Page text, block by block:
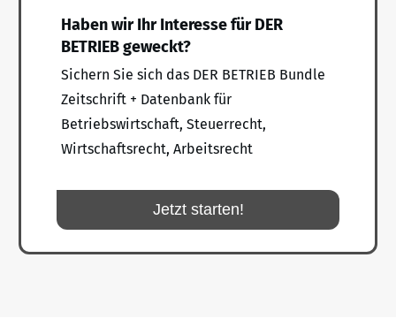
Haben wir Ihr Interesse für DER
BETRIEB geweckt?
Sichern Sie sich das DER BETRIEB Bundle
Zeitschrift + Datenbank für
Betriebswirtschaft, Steuerrecht,
Wirtschaftsrecht, Arbeitsrecht
Jetzt starten!